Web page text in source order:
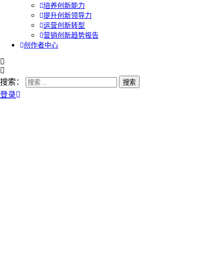
培养创新能力
提升创新领导力
运营创新转型
营销创新趋势报告
创作者中心
搜索：
登录